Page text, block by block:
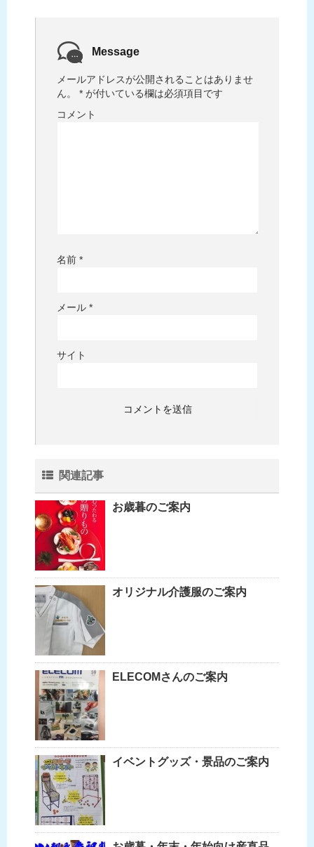
Message
メールアドレスが公開されることはありませ
ん。
* が付いている欄は必須項目です
コメント
名前 *
メール *
サイト
関連記事
お歳暮のご案内
オリジナル介護服のご案内
ELECOMさんのご案内
イベントグッズ・景品のご案内